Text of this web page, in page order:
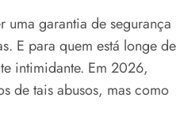
uma garantia de segurança
E para quem está longe de
intimidante. Em 2026,
de tais abusos, mas como